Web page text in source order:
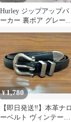
Hurley ジップアップパ
ーカー 裏ボア グレー L
¥1,780
【即日発送‼️】本革ナロ
ーベルト ヴィンテージ